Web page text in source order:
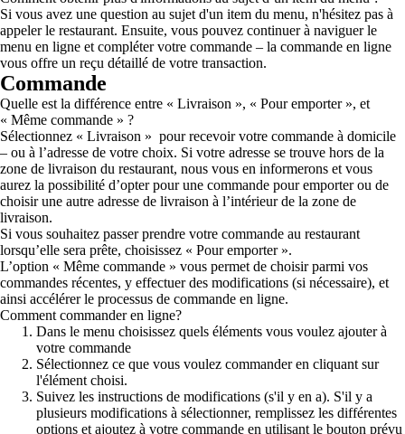
Si vous avez une question au sujet d'un item du menu, n'hésitez pas à
appeler le restaurant. Ensuite, vous pouvez continuer à naviguer le
menu en ligne et compléter votre commande – la commande en ligne
vous offre un reçu détaillé de votre transaction.
Commande
Quelle est la différence entre « Livraison », « Pour emporter », et
« Même commande » ?
Sélectionnez « Livraison » pour recevoir votre commande à domicile
– ou à l’adresse de votre choix. Si votre adresse se trouve hors de la
zone de livraison du restaurant, nous vous en informerons et vous
aurez la possibilité d’opter pour une commande pour emporter ou de
choisir une autre adresse de livraison à l’intérieur de la zone de
livraison.
Si vous souhaitez passer prendre votre commande au restaurant
lorsqu’elle sera prête, choisissez « Pour emporter ».
L’option « Même commande » vous permet de choisir parmi vos
commandes récentes, y effectuer des modifications (si nécessaire), et
ainsi accélérer le processus de commande en ligne.
Comment commander en ligne?
Dans le menu choisissez quels éléments vous voulez ajouter à
votre commande
Sélectionnez ce que vous voulez commander en cliquant sur
l'élément choisi.
Suivez les instructions de modifications (s'il y en a). S'il y a
plusieurs modifications à sélectionner, remplissez les différentes
options et ajoutez à votre commande en utilisant le bouton prévu